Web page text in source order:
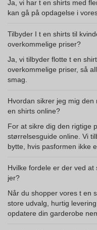
Ja, vi har t en shirts med
kan gå på opdagelse i
Tilbyder I t en shirts til
overkommelige priser?
Ja, vi tilbyder flotte t en
overkommelige priser, så
smag.
Hvordan sikrer jeg mig
en shirts online?
For at sikre dig den rigtige
størrelsesguide online. Vi
bytte, hvis pasformen ikke
Hvilke fordele er der ved
jer?
Når du shopper vores t en
store udvalg, hurtig
opdatere din garderobe